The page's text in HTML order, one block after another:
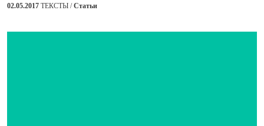
02.05.2017 ТЕКСТЫ /Статьи